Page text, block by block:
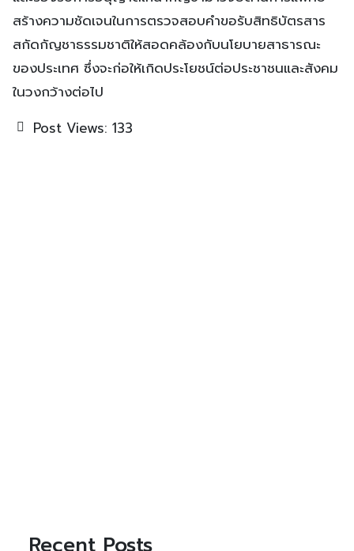
สร้างความชัดเจนในการตรวจสอบคำขอรับสิทธิบัตรสาร
สกัดกัญชาธรรมชาติให้สอดคล้องกับนโยบายสาธารณะ
ของประเทศ ซึ่งจะก่อให้เกิดประโยชน์ต่อประชาชนและสังคม
ในวงกว้างต่อไป
Post Views: 133